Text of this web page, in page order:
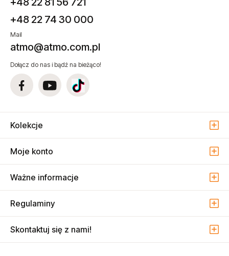
+48 22 74 30 000
Mail
atmo@atmo.com.pl
Dołącz do nas i bądź na bieżąco!
Kolekcje
Moje konto
Ważne informacje
Regulaminy
Skontaktuj się z nami!